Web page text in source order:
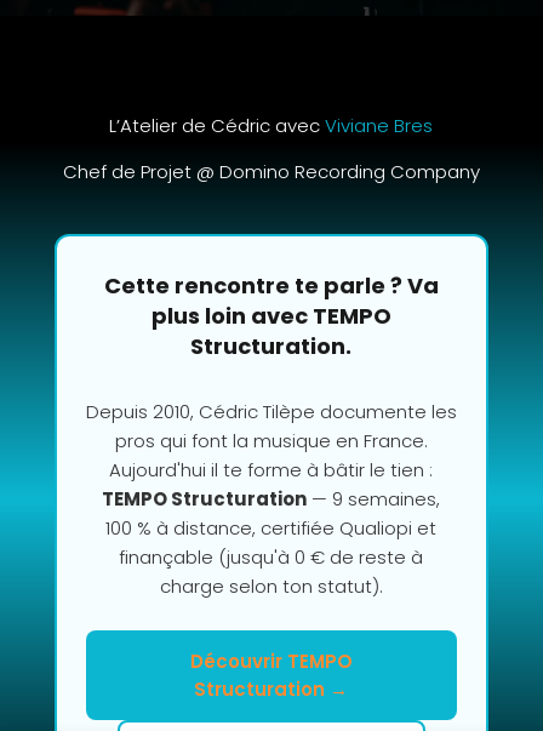
L’Atelier de Cédric avecViviane Bres
Chef de Projet @ Domino Recording Company
Cette rencontre te parle ? Va
plus loin avec TEMPO
Structuration.
Depuis 2010, Cédric Tilèpe documente les
pros qui font la musique en France.
Aujourd'hui il te forme à bâtir le tien :
TEMPO Structuration — 9 semaines,
100 % à distance, certifiée Qualiopi et
finançable (jusqu'à 0 € de reste à
charge selon ton statut).
Découvrir TEMPO
Structuration →